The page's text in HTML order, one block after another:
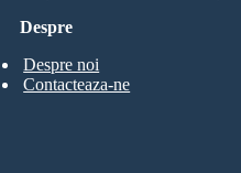
Despre
Despre noi
Contacteaza-ne